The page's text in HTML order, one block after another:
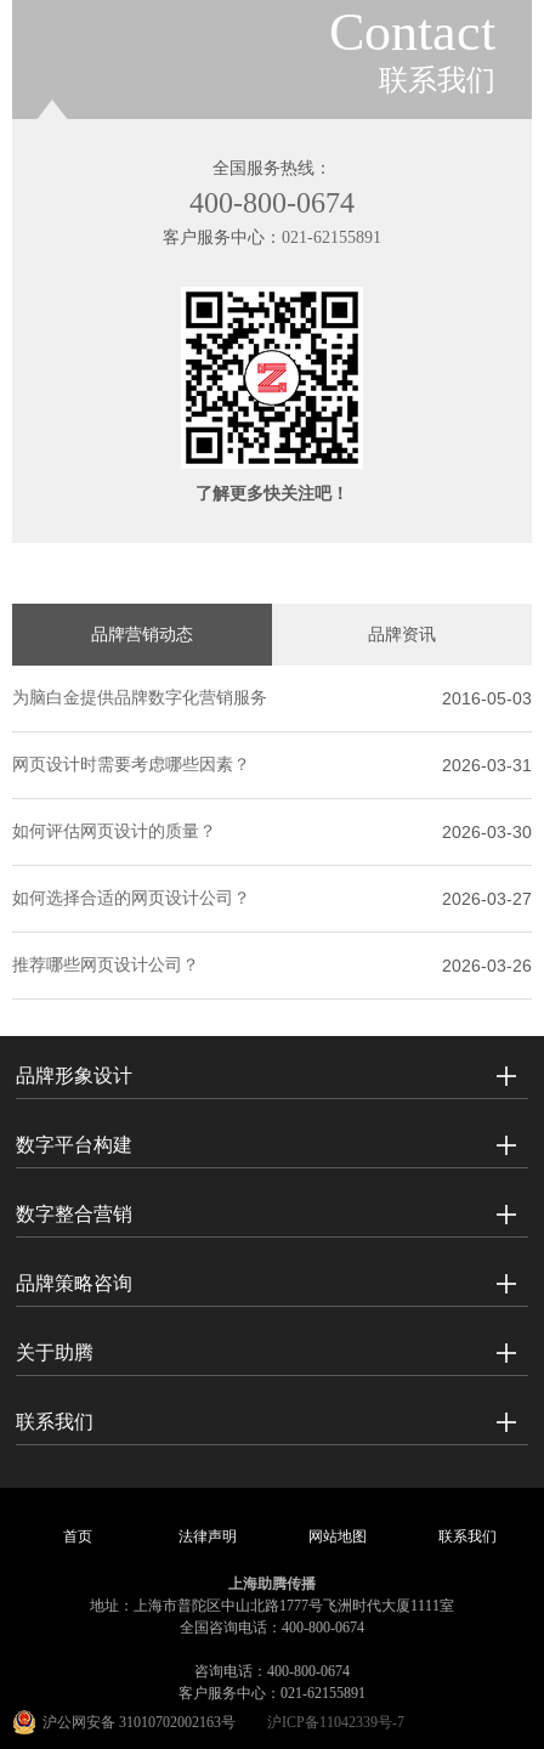
Contact
联系我们
全国服务热线：
400-800-0674
客户服务中心： 021-62155891
了解更多快关注吧！
品牌营销动态 品牌资讯
为脑白金提供品牌数字化营销服务 2016-05-03
网页设计时需要考虑哪些因素？ 2026-03-31
如何评估网页设计的质量？ 2026-03-30
如何选择合适的网页设计公司？ 2026-03-27
推荐哪些网页设计公司？ 2026-03-26
品牌形象设计
数字平台构建
数字整合营销
品牌策略咨询
关于助腾
联系我们
首页 法律声明 网站地图 联系我们
上海助腾传播
地址：上海市普陀区中山北路1777号飞洲时代大厦1111室
全国咨询电话：400-800-0674
咨询电话：400-800-0674
客户服务中心：021-62155891
沪公网安备 31010702002163号
沪ICP备11042339号-7